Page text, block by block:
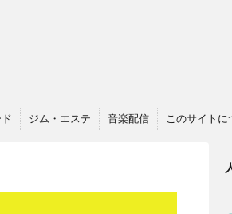
ジム・エステ 音楽配信 このサイトに